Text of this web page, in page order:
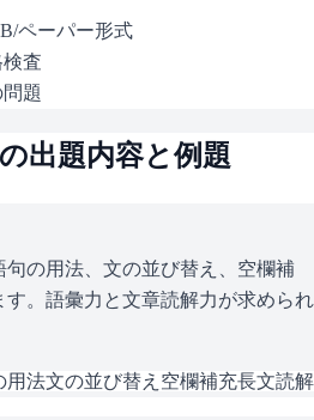
ペーパー形式
査
題
の出題内容と例題
の用法、文の並び替え、空欄補
。語彙力と文章読解力が求められ
用法文の並び替え 空欄補充長文読解